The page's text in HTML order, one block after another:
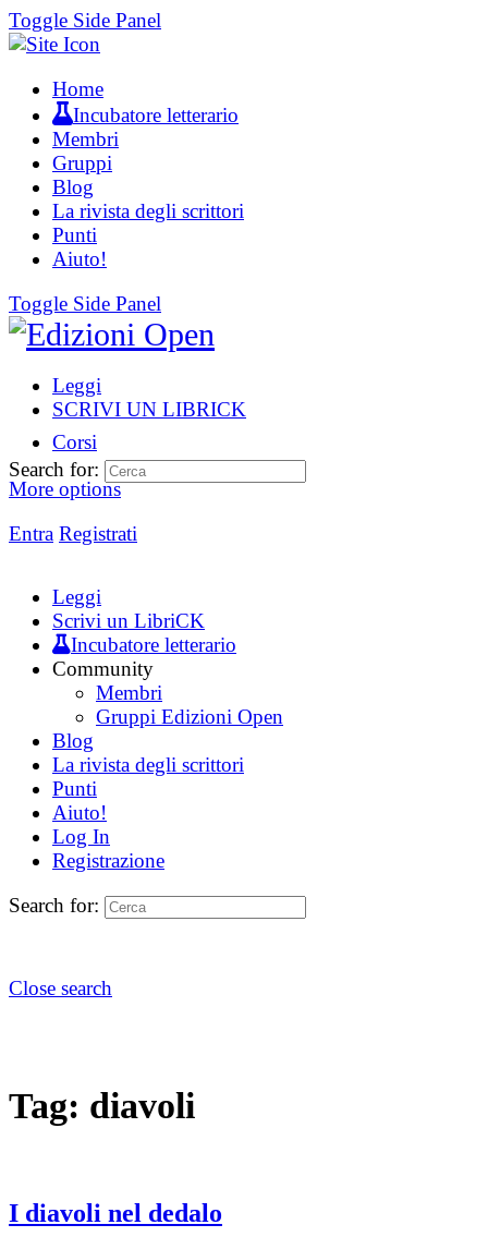
Toggle Side Panel
Home
Incubatore letterario
Membri
Gruppi
Blog
La rivista degli scrittori
Punti
Aiuto!
Toggle Side Panel
Leggi
SCRIVI UN LIBRICK
Corsi
More options
Entra Registrati
Search for:
Leggi
Scrivi un LibriCK
Incubatore letterario
Community
Membri
Gruppi Edizioni Open
Blog
La rivista degli scrittori
Punti
Aiuto!
Log In
Registrazione
Search for:
Close search
Tag: diavoli
I diavoli nel dedalo